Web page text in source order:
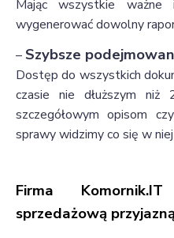
Mając wszystkie ważne
wygenerować dowolny
– Szybsze
Dostęp do wszystkich
czasie nie dłuższym niż
szczegółowym opisom
sprawy widzimy co się w
Firma
sprzedażową